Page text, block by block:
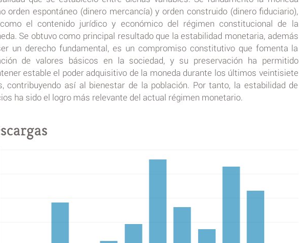
orden espontáneo (dinero mercancía) y orden construido (dinero fiduciario),
el contenido jurídico y económico del régimen constitucional de la
Se obtuvo como principal resultado que la estabilidad monetaria, además
un derecho fundamental, es un compromiso constitutivo que fomenta la
de valores básicos en la sociedad, y su preservación ha permitido
estable el poder adquisitivo de la moneda durante los últimos veintisiete
contribuyendo así al bienestar de la población. Por tanto, la estabilidad de
ha sido el logro más relevante del actual régimen monetario.